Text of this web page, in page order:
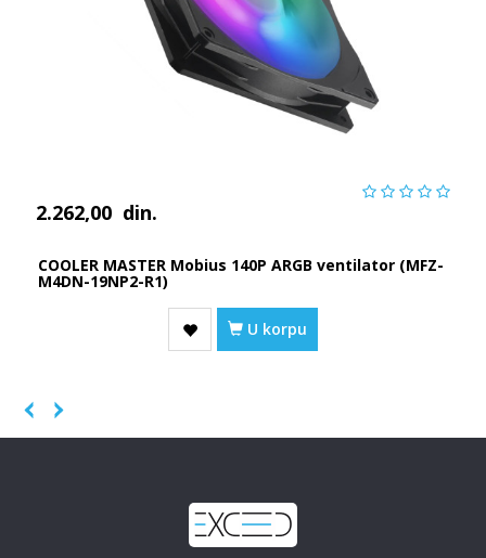
2.262,00 din.
COOLER MASTER Mobius 140P ARGB ventilator (MFZ-
M4DN-19NP2-R1)
U korpu